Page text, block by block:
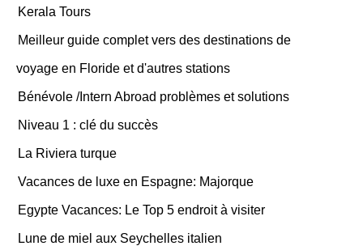
Kerala Tours
Meilleur guide complet vers des destinations de
voyage en Floride et d'autres stations
Bénévole /Intern Abroad problèmes et solutions
Niveau 1 : clé du succès
La Riviera turque
Vacances de luxe en Espagne: Majorque
Egypte Vacances: Le Top 5 endroit à visiter
Lune de miel aux Seychelles italien